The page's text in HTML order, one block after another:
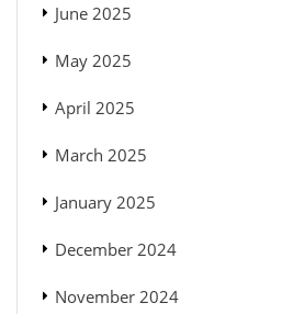
June 2025
May 2025
April 2025
March 2025
January 2025
December 2024
November 2024